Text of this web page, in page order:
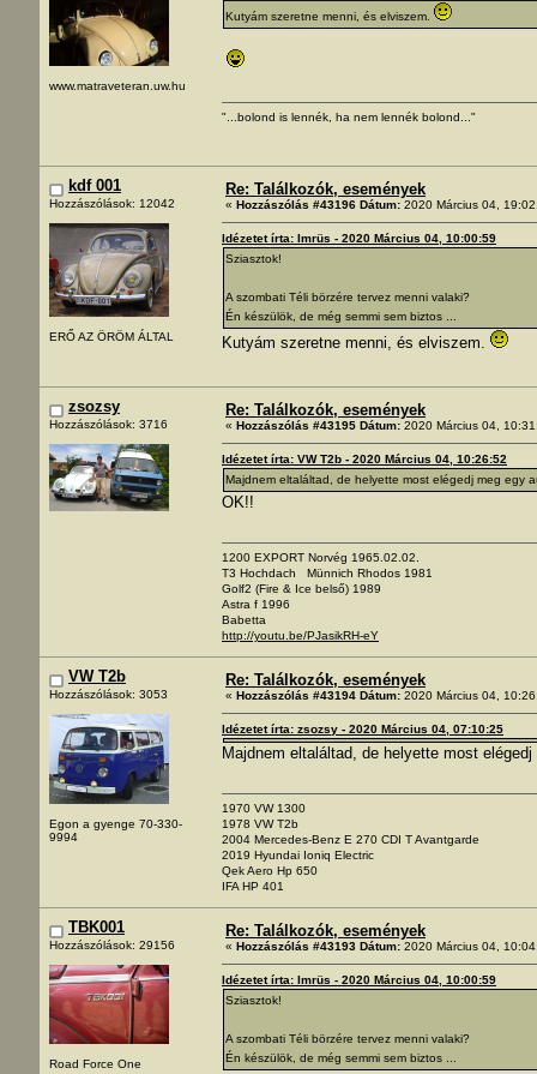
www.matraveteran.uw.hu
Kutyám szeretne menni, és elviszem.
"...bolond is lennék, ha nem lennék bolond..."
kdf 001
Hozzászólások: 12042
ERŐ AZ ÖRÖM ÁLTAL
Re: Találkozók, események
« Hozzászólás #43196 Dátum: 2020 Március 04,
Idézetet írta: Imrüs - 2020 Március 04, 10:00:59
Sziasztok!
A szombati Téli börzére tervez menni valaki?
Én készülök, de még semmi sem biztos ...
Kutyám szeretne menni, és elviszem.
zsozsy
Hozzászólások: 3716
Re: Találkozók, események
« Hozzászólás #43195 Dátum: 2020 Március 04,
Idézetet írta: VW T2b - 2020 Március 04, 10:26:52
Majdnem eltaláltad, de helyette most elégedj meg egy
OK!!
1200 EXPORT Norvég 1965.02.02.
T3 Hochdach Münnich Rhodos 1981
Golf2 (Fire & Ice belső) 1989
Astra f 1996
Babetta
http://youtu.be/PJasikRH-eY
VW T2b
Hozzászólások: 3053
Egon a gyenge 70-330-
9994
Re: Találkozók, események
« Hozzászólás #43194 Dátum: 2020 Március 04,
Idézetet írta: zsozsy - 2020 Március 04, 07:10:25
Majdnem eltaláltad, de helyette most
1970 VW 1300
1978 VW T2b
2004 Mercedes-Benz E 270 CDI T Avantgarde
2019 Hyundai Ioniq Electric
Qek Aero Hp 650
IFA HP 401
TBK001
Hozzászólások: 29156
Road Force One
Re: Találkozók, események
« Hozzászólás #43193 Dátum: 2020 Március 04,
Idézetet írta: Imrüs - 2020 Március 04, 10:00:59
Sziasztok!
A szombati Téli börzére tervez menni valaki?
Én készülök, de még semmi sem biztos ...